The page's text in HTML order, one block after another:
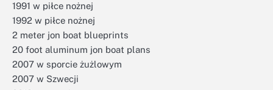
1991 w piłce nożnej
1992 w piłce nożnej
2 meter jon boat blueprints
20 foot aluminum jon boat plans
2007 w sporcie żużlowym
2007 w Szwecji